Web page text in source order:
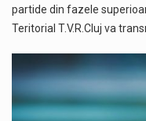
partide din fazele
Teritorial T.V.R.Cluj va